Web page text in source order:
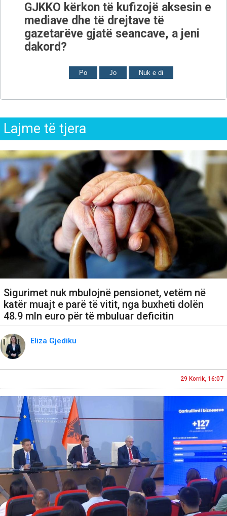
GJKKO kërkon të kufizojë aksesin e
mediave dhe të drejtave të
gazetarëve gjatë seancave, a jeni
dakord?
Po Jo Nuk e di
Lajme të tjera
Sigurimet nuk mbulojnë pensionet, vetëm në
katër muajt e parë të vitit, nga buxheti dolën
48.9 mln euro për të mbuluar deficitin
Eliza Gjediku
29 Korrik, 16:07